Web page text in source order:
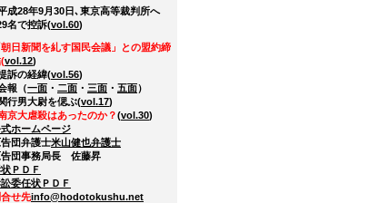
成28年9月30日､東京高等裁判所へ
名で控訴(vol.60)
朝日新聞を糺す国民会議」との盟約締
vol.12)
訴の経緯(vol.56)
報（一面 ・ 二面 ・ 三面 ・ 五面）
行男大尉を偲ぶ(vol.17)
京大虐殺はあったのか？(vol.30)
ホームページ
告団弁護士米山健也弁護士
告団事務局長 佐藤昇
ＰＤＦ
委任状ＰＤＦ
合せ先info@hodotokushu.net